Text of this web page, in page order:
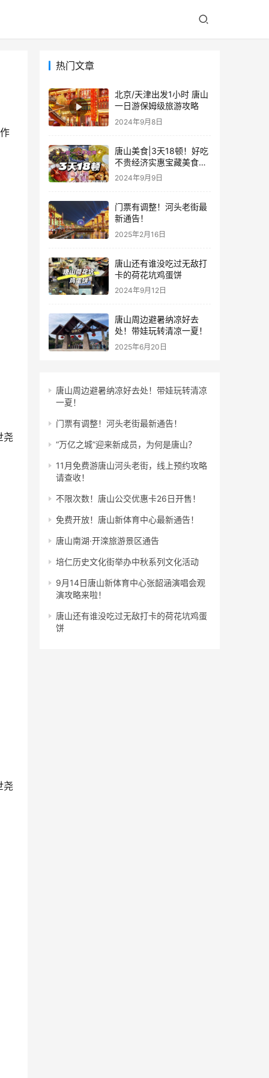
尧
尧
热门文章
北京/天津出发1小时 唐山
一日游保姆级旅游攻略
2024年9月8日
唐山美食|3天18顿！好吃
不贵经济实惠宝藏美食攻
略，本地人版 赶紧码住！
2024年9月9日
门票有调整！河头老街最
新通告！
2025年2月16日
唐山还有谁没吃过无敌打
卡的荷花坑鸡蛋饼
2024年9月12日
唐山周边避暑纳凉好去
处！带娃玩转清凉一夏！
2025年6月20日
唐山周边避暑纳凉好去处！带娃玩转清凉
一夏！
门票有调整！河头老街最新通告！
“万亿之城”迎来新成员，为何是唐山？
11月免费游唐山河头老街，线上预约攻略
请查收！
不限次数！唐山公交优惠卡26日开售！
免费开放！唐山新体育中心最新通告！
唐山南湖·开滦旅游景区通告
培仁历史文化街举办中秋系列文化活动
9月14日唐山新体育中心张韶涵演唱会观
演攻略来啦！
唐山还有谁没吃过无敌打卡的荷花坑鸡蛋
饼